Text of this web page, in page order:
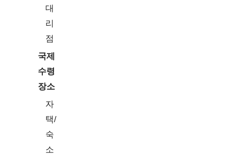
대
리
점
국제
수령
장소
자
택/
숙
소